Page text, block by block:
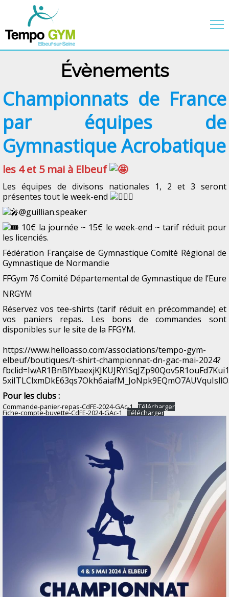
Évènements
Championnats de France
par équipes de
Gymnastique Acrobatique
les 4 et 5 mai à Elbeuf
Les équipes de divisons nationales 1, 2 et 3 seront
présentes tout le week-end
@guillian.speaker
10€ la journée ~ 15€ le week-end ~ tarif réduit pour
les licenciés.
Fédération Française de Gymnastique Comité Régional de
Gymnastique de Normandie
FFGym 76 Comité Départemental de Gymnastique de l’Eure
NRGYM
Réservez vos tee-shirts (tarif réduit en précommande) et
vos paniers repas. Les bons de commandes sont
disponibles sur le site de la FFGYM.
https://www.helloasso.com/associations/tempo-gym-
elbeuf/boutiques/t-shirt-championnat-dn-gac-mai-2024?
Pour les clubs :
Commande-panier-repas-CdFE-2024-GAc-1 Télécharger
Fiche-compte-buvette-CdFE-2024-GAc-1 Télécharger